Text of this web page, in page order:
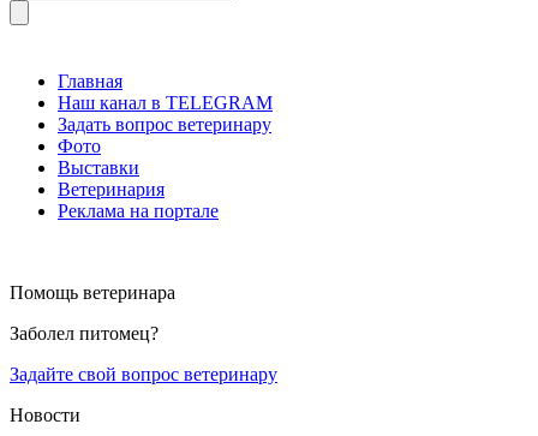
Главная
Наш канал в TELEGRAM
Задать вопрос ветеринару
Фото
Выставки
Ветеринария
Реклама на портале
Помощь ветеринара
Заболел питомец?
Задайте свой вопрос ветеринару
Новости